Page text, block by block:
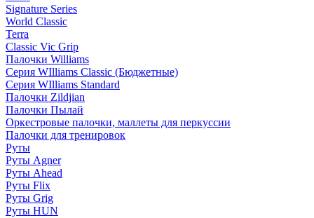
Signature Series
World Classic
Terra
Classic Vic Grip
Палочки Williams
Серия WIlliams Classic (Бюджетные)
Серия WIlliams Standard
Палочки Zildjian
Палочки Пылай
Оркестровые палочки, маллеты для перкуссии
Палочки для тренировок
Руты
Руты Agner
Руты Ahead
Руты Flix
Руты Grig
Руты HUN